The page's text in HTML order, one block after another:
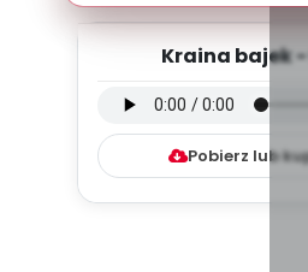
Kraina bajek
Pobierz lub